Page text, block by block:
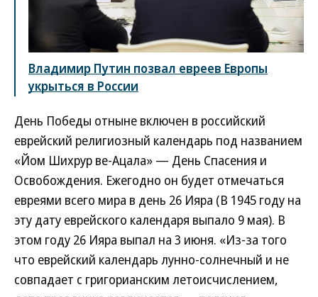
Владимир Путин позвал евреев Европы
укрыться в России
День Победы отныне включен в российский
еврейский религиозный календарь под названием
«Йом Шихрур ве-Ацала» — День Спасения и
Освобождения. Ежегодно он будет отмечаться
евреями всего мира в день 26 Ияра (В 1945 году на
эту дату еврейского календаря выпало 9 мая). В
этом году 26 Ияра выпал на 3 июня. «Из-за того
что еврейский календарь лунно-солнечный и не
совпадает с григорианским летоисчислением,